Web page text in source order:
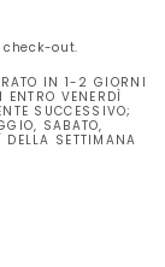
out.
IN 1-2 GIORNI
ENTRO VENERDÌ
SUCCESSIVO;
SABATO,
SETTIMANA